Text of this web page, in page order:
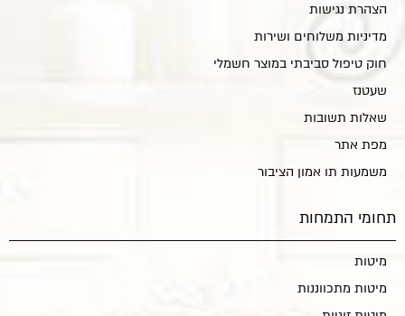
הצהרת נגישות
מדיניות משלוחים ושירות
חוק טיפול סביבתי במוצר חשמלי
שעטנז
שאלות תשובות
מפת אתר
משמעות תו אמון הציבור
תחומי התמחות
מיטות
מיטות מתכווננות